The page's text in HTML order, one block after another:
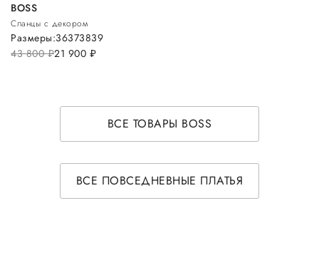
BOSS
Сланцы с декором
43 800руб.21 900 руб.
Размеры:36373839
ВСЕ ТОВАРЫ BOSS
ВСЕ ПОВСЕДНЕВНЫЕ ПЛАТЬЯ